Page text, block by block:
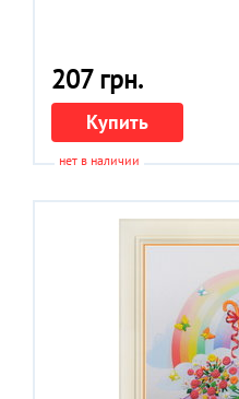
207 грн.
Купить
нет в наличии